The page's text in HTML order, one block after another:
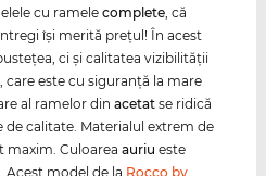
cu ramelecomplete, că
îşi merită preţul! În acest
ci şi calitatea vizibilităţii
care este cu siguranţă la mare
al ramelor dinacetat se ridică
de calitate. Materialul extrem de
maxim. Culoareaauriu este
Acest model de la Rocco by